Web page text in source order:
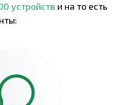
устройств и на то есть